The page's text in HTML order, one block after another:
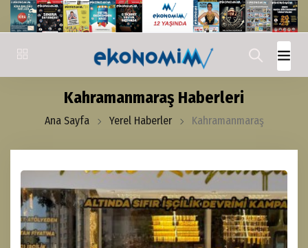
Kahramanmaraş Haberleri
Ana Sayfa Yerel Haberler Kahramanmaraş